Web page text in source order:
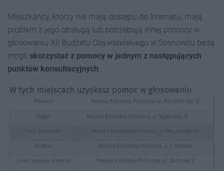
Mieszkańcy, którzy nie mają dostępu do Internetu, mają
problem z jego obsługą lub potrzebują innej pomocy w
głosowaniu XII Budżetu Obywatelskiego w Sosnowcu będą
mogli skorzystać z pomocy w jednym z następujących
punktów konsultacyjnych: